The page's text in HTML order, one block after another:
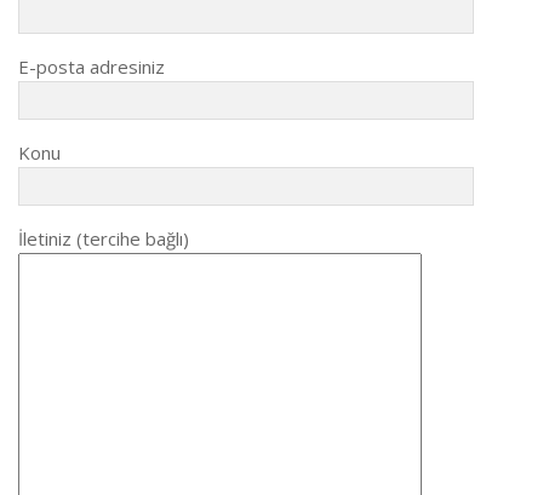
E-posta adresiniz
Konu
İletiniz (tercihe bağlı)